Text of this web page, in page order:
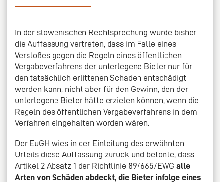
In der slowenischen Rechtsprechung wurde bisher
die Auffassung vertreten, dass im Falle eines
Verstoßes gegen die Regeln eines öffentlichen
Vergabeverfahrens der unterlegene Bieter nur für
den tatsächlich erlittenen Schaden entschädigt
werden kann, nicht aber für den Gewinn, den der
unterlegene Bieter hätte erzielen können, wenn die
Regeln des öffentlichen Vergabeverfahrens in dem
Verfahren eingehalten worden wären.
Der EuGH wies in der Einleitung des erwähnten
Urteils diese Auffassung zurück und betonte, dass
Artikel 2 Absatz 1 der Richtlinie 89/665/EWG alle
Arten von Schäden abdeckt, die Bieter infolge eines